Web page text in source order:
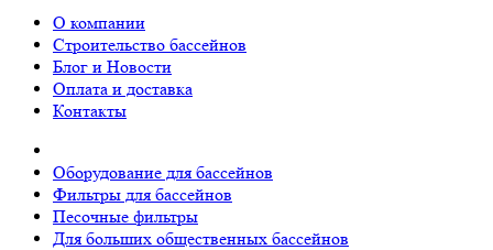
О компании
Строительство бассейнов
Блог и Новости
Оплата и доставка
Контакты
Оборудование для бассейнов
Фильтры для бассейнов
Песочные фильтры
Для больших общественных бассейнов